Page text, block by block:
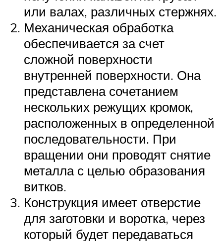
или валах, различных стержнях.
Механическая обработка
обеспечивается за счет
сложной поверхности
внутренней поверхности. Она
представлена сочетанием
нескольких режущих кромок,
расположенных в определенной
последовательности. При
вращении они проводят снятие
металла с целью образования
витков.
Конструкция имеет отверстие
для заготовки и воротка, через
который будет передаваться